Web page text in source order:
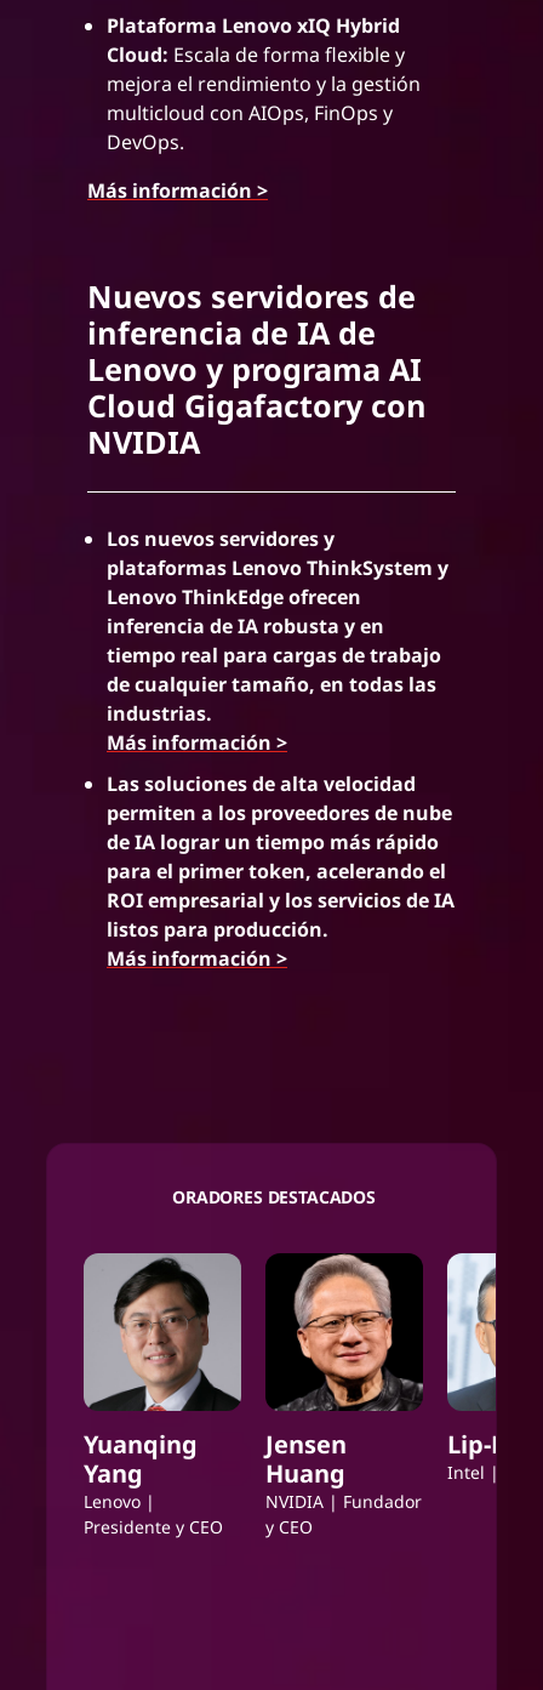
Plataforma Lenovo xIQ Hybrid
Cloud: Escala de forma flexible y
mejora el rendimiento y la gestión
multicloud con AIOps, FinOps y
DevOps.
Más información >
Nuevos servidores de
inferencia de IA de
Lenovo y programa AI
Cloud Gigafactory con
NVIDIA
Los nuevos servidores y
plataformas Lenovo ThinkSystem y
Lenovo ThinkEdge ofrecen
inferencia de IA robusta y en
tiempo real para cargas de trabajo
de cualquier tamaño, en todas las
industrias.
Más información >
Las soluciones de alta velocidad
permiten a los proveedores de nube
de IA lograr un tiempo más rápido
para el primer token, acelerando el
ROI empresarial y los servicios de IA
listos para producción.
Más información >
ORADORES DESTACADOS
Yuanqing
Yang
Lenovo |
Presidente y CEO
Jensen
Huang
NVIDIA | Fundador
y CEO
Lip-Bu
Intel | CEO